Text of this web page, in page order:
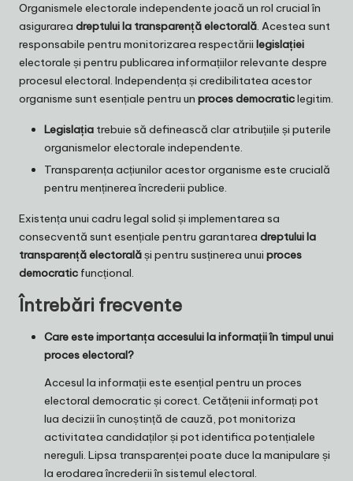
Organismele electorale independente joacă un rol crucial în
asigurarea dreptului la transparență electorală. Acestea sunt
responsabile pentru monitorizarea respectării legislației
electorale și pentru publicarea informațiilor relevante despre
procesul electoral. Independența și credibilitatea acestor
organisme sunt esențiale pentru un proces democraticlegitim.
Legislația trebuie să definească clar atribuțiile și puterile
organismelor electorale independente.
Transparența acțiunilor acestor organisme este crucială
pentru menținerea încrederii publice.
Existența unui cadru legal solid și implementarea sa
consecventă sunt esențiale pentru garantarea dreptului la
transparență electoralăși pentru susținerea unui proces
democratic funcțional.
Întrebări frecvente
Care este importanța accesului la informații în timpul unui
proces electoral?
Accesul la informații este esențial pentru un proces
electoral democratic și corect. Cetățenii informați pot
lua decizii în cunoștință de cauză, pot monitoriza
activitatea candidaților și pot identifica potențialele
nereguli. Lipsa transparenței poate duce la manipulare și
la erodarea încrederii în sistemul electoral.